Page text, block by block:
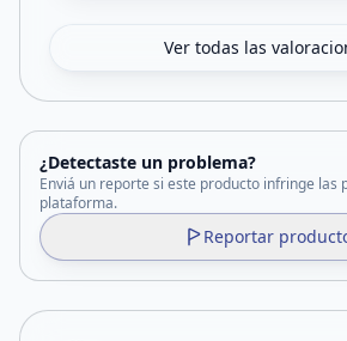
Ver todas las
¿Detectaste un problema?
Enviá un reporte si este producto infringe las
plataforma.
Reportar